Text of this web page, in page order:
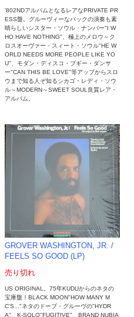
'802NDアルバムとなるレアなPRIVATE PR
ESS盤。グルーヴィーなバックの演奏も素
晴らしいシスター・ソウル・ナンバー"I W
HO HAVE NOTHING"、極上のメロウ～ク
ロスオーヴァー・スィート・ソウル"HE W
ORLD NEEDS MORE PEOPLE LIKE YO
U"、モダン・ディスコ・ブギー・ダンサ
ー"CAN THIS BE LOVE"等アップからスロ
ウまで知る人ぞ知るシカゴ・レディ・ソウ
ル～MODERN～SWEET SOUL良質レア・
アルバム。
GROVER WASHINGTON, JR. /
FEELS SO GOOD (LP)
売り切れ
US ORIGINAL。75年KUDUからのネタの
宝庫盤！BLACK MOON"HOW MANY M
C'S..."ネタのドープ・グルーヴの"HYDR
A"、K-SOLO"FUGITIVE"、BRAND NUBIA